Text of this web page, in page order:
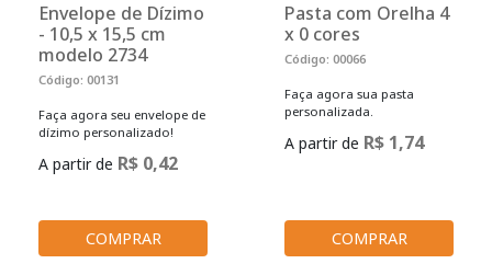
Envelope de Dízimo
- 10,5 x 15,5 cm
modelo 2734
Código: 00131
Faça agora seu envelope de
dízimo personalizado!
A partir de R$ 0,42
COMPRAR
Pasta com Orelha 4
x 0 cores
Código: 00066
Faça agora sua pasta
personalizada.
A partir de R$ 1,74
COMPRAR